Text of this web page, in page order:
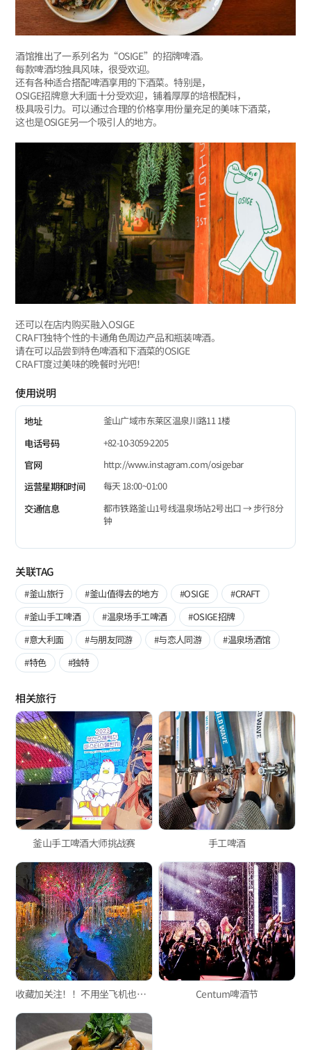
酒馆推出了一系列名为“OSIGE”的招牌啤酒。
每款啤酒均独具风味，很受欢迎。
还有各种适合搭配啤酒享用的下酒菜。特别是，
OSIGE招牌意大利面十分受欢迎，铺着厚厚的培根配料，
极具吸引力。可以通过合理的价格享用份量充足的美味下酒菜，
这也是OSIGE另一个吸引人的地方。
还可以在店内购买融入OSIGE
CRAFT独特个性的卡通角色周边产品和瓶装啤酒。
请在可以品尝到特色啤酒和下酒菜的OSIGE
CRAFT度过美味的晚餐时光吧！
使用说明
地址
釜山广域市东莱区温泉川路11 1楼
电话号码
+82-10-3059-2205
官网
http://www.instagram.com/osigebar
运营星期和时间
每天 18:00~01:00
交通信息
都市铁路釜山1号线温泉场站2号出口 → 步行8分
钟
关联TAG
#釜山旅行 #釜山值得去的地方 #OSIGE
#CRAFT
#釜山手工啤酒
#温泉场手工啤酒
#OSIGE招牌
#意大利面
#与朋友同游 #与恋人同游
#温泉场酒馆
#特色
#独特
相关旅行
釜山手工啤酒大师挑战赛 手工啤酒
收藏加关注！！不用坐飞机也能到达的泰国美食店！！ Centum啤酒节